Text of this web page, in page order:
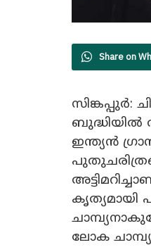
Share on
സിങ്കപ്പുർ:
ഇന്ത്യൻ
കൃത്യമായി
ലോക